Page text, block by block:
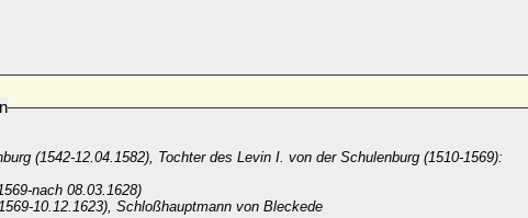
(1542-12.04.1582), Tochter des Levin I. von der Schulenburg (1510-1569):
nach 08.03.1628)
10.12.1623), Schloßhauptmann von Bleckede